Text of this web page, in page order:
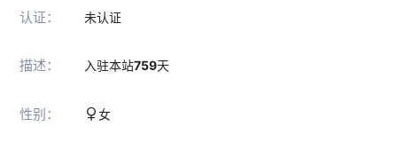
认证： 未认证
描述： 入驻本站759天
性别： 女